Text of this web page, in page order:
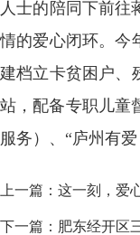
人士的陪同下前往
情的爱心闭环。今
建档立卡贫困户、
站，配备专职儿童
服务）、“庐州有
上一篇： 这一刻，爱
下一篇： 肥东经开区